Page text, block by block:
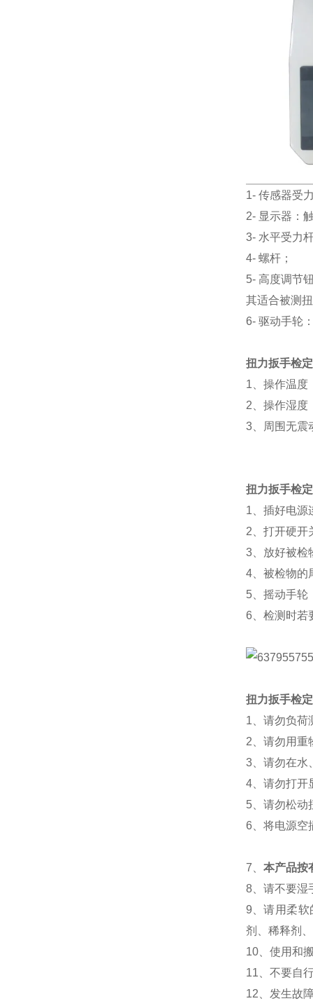
1- 传感器受
2- 显示器：
3- 水平受力
4- 螺杆；
5- 高度调节
其适合被测
6- 驱动手轮
扭力扳手检
1、操作温
2、操作湿度
3、周围无震
扭力扳手检
1、插好电源
2、打开硬开
3、放好被检
4、被检物的
5、摇动手轮
6、检测时若
扭力扳手检
1、请勿负荷
2、请勿用重
3、请勿在水
4、请勿打开
5、请勿松动
6、将电源空
7、 本产品按
8、请不要湿
9、请用柔软
剂、稀释剂
10、使用和
11、不要自
12、发生故